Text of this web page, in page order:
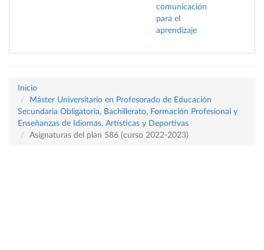
comunicación
para el
aprendizaje
Inicio
Máster Universitario en Profesorado de Educación
Secundaria Obligatoria, Bachillerato, Formación Profesional y
Enseñanzas de Idiomas, Artísticas y Deportivas
Asignaturas del plan 586 (curso 2022-2023)